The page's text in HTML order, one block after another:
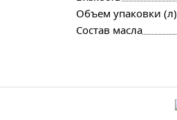
Объем упаковки (л)
Состав масла